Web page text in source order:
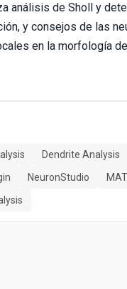
análisis de Sholl y
y consejos de las
en la morfología
Dendrite Analysis
NeuronStudio